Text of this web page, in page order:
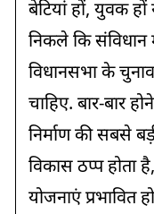
बेटियां हों, युवक
निकले कि
विधानसभा के
चाहिए. बार-बार
निर्माण की सबसे
विकास ठप्प होता
योजनाएं प्रभावित